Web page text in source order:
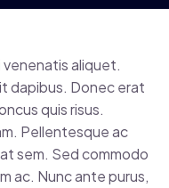
aliquet.
dapibus. Donec erat
quis risus.
Pellentesque ac
sem. Sed commodo
ac. Nunc ante purus,